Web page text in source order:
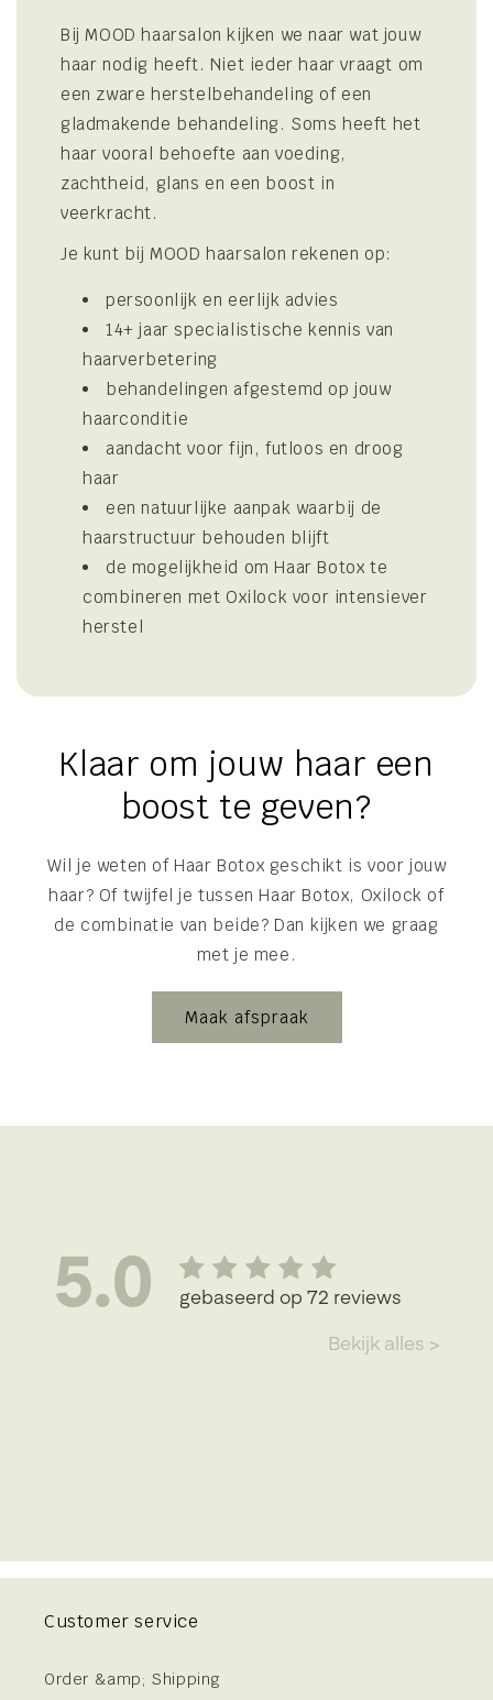
Bij MOOD haarsalon kijken we naar wat jouw
haar nodig heeft. Niet ieder haar vraagt om
een zware herstelbehandeling of een
gladmakende behandeling. Soms heeft het
haar vooral behoefte aan voeding,
zachtheid, glans en een boost in
veerkracht.
Je kunt bij MOOD haarsalon rekenen op:
persoonlijk en eerlijk advies
14+ jaar specialistische kennis van
haarverbetering
behandelingen afgestemd op jouw
haarconditie
aandacht voor fijn, futloos en droog
haar
een natuurlijke aanpak waarbij de
haarstructuur behouden blijft
de mogelijkheid om Haar Botox te
combineren met Oxilock voor intensiever
herstel
Klaar om jouw haar een
boost te geven?
Wil je weten of Haar Botox geschikt is voor jouw
haar? Of twijfel je tussen Haar Botox, Oxilock of
de combinatie van beide? Dan kijken we graag
met je mee.
Maak afspraak
Customer service
Order &amp; Shipping